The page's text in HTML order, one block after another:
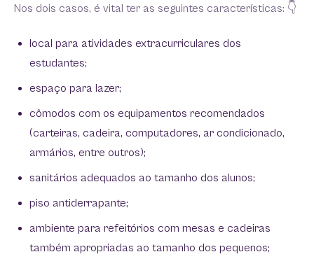
Nos dois casos, é vital ter as seguintes características: 👇
local para atividades extracurriculares dos
estudantes;
espaço para lazer;
cômodos com os equipamentos recomendados
(carteiras, cadeira, computadores, ar condicionado,
armários, entre outros);
sanitários adequados ao tamanho dos alunos;
piso antiderrapante;
ambiente para refeitórios com mesas e cadeiras
também apropriadas ao tamanho dos pequenos;